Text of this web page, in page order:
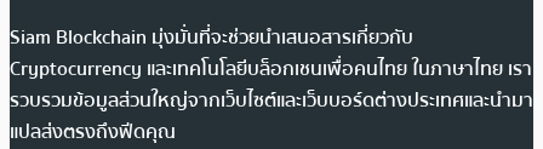
Siam Blockchain มุ่งมั่นที่จะช่วยนำเสนอสารเกี่ยวกับ
Cryptocurrency และเทคโนโลยีบล็อกเชนเพื่อคนไทย ในภาษาไทย เรา
รวบรวมข้อมูลส่วนใหญ่จากเว็บไซต์และเว็บบอร์ดต่างประเทศและนำมา
แปลส่งตรงถึงฟีดคุณ